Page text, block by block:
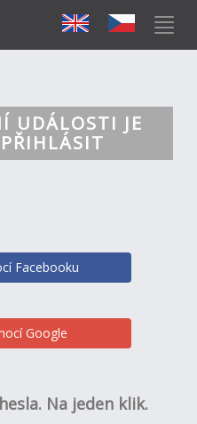
UDÁLOSTI JE
Facebooku
Google
Na jeden klik.